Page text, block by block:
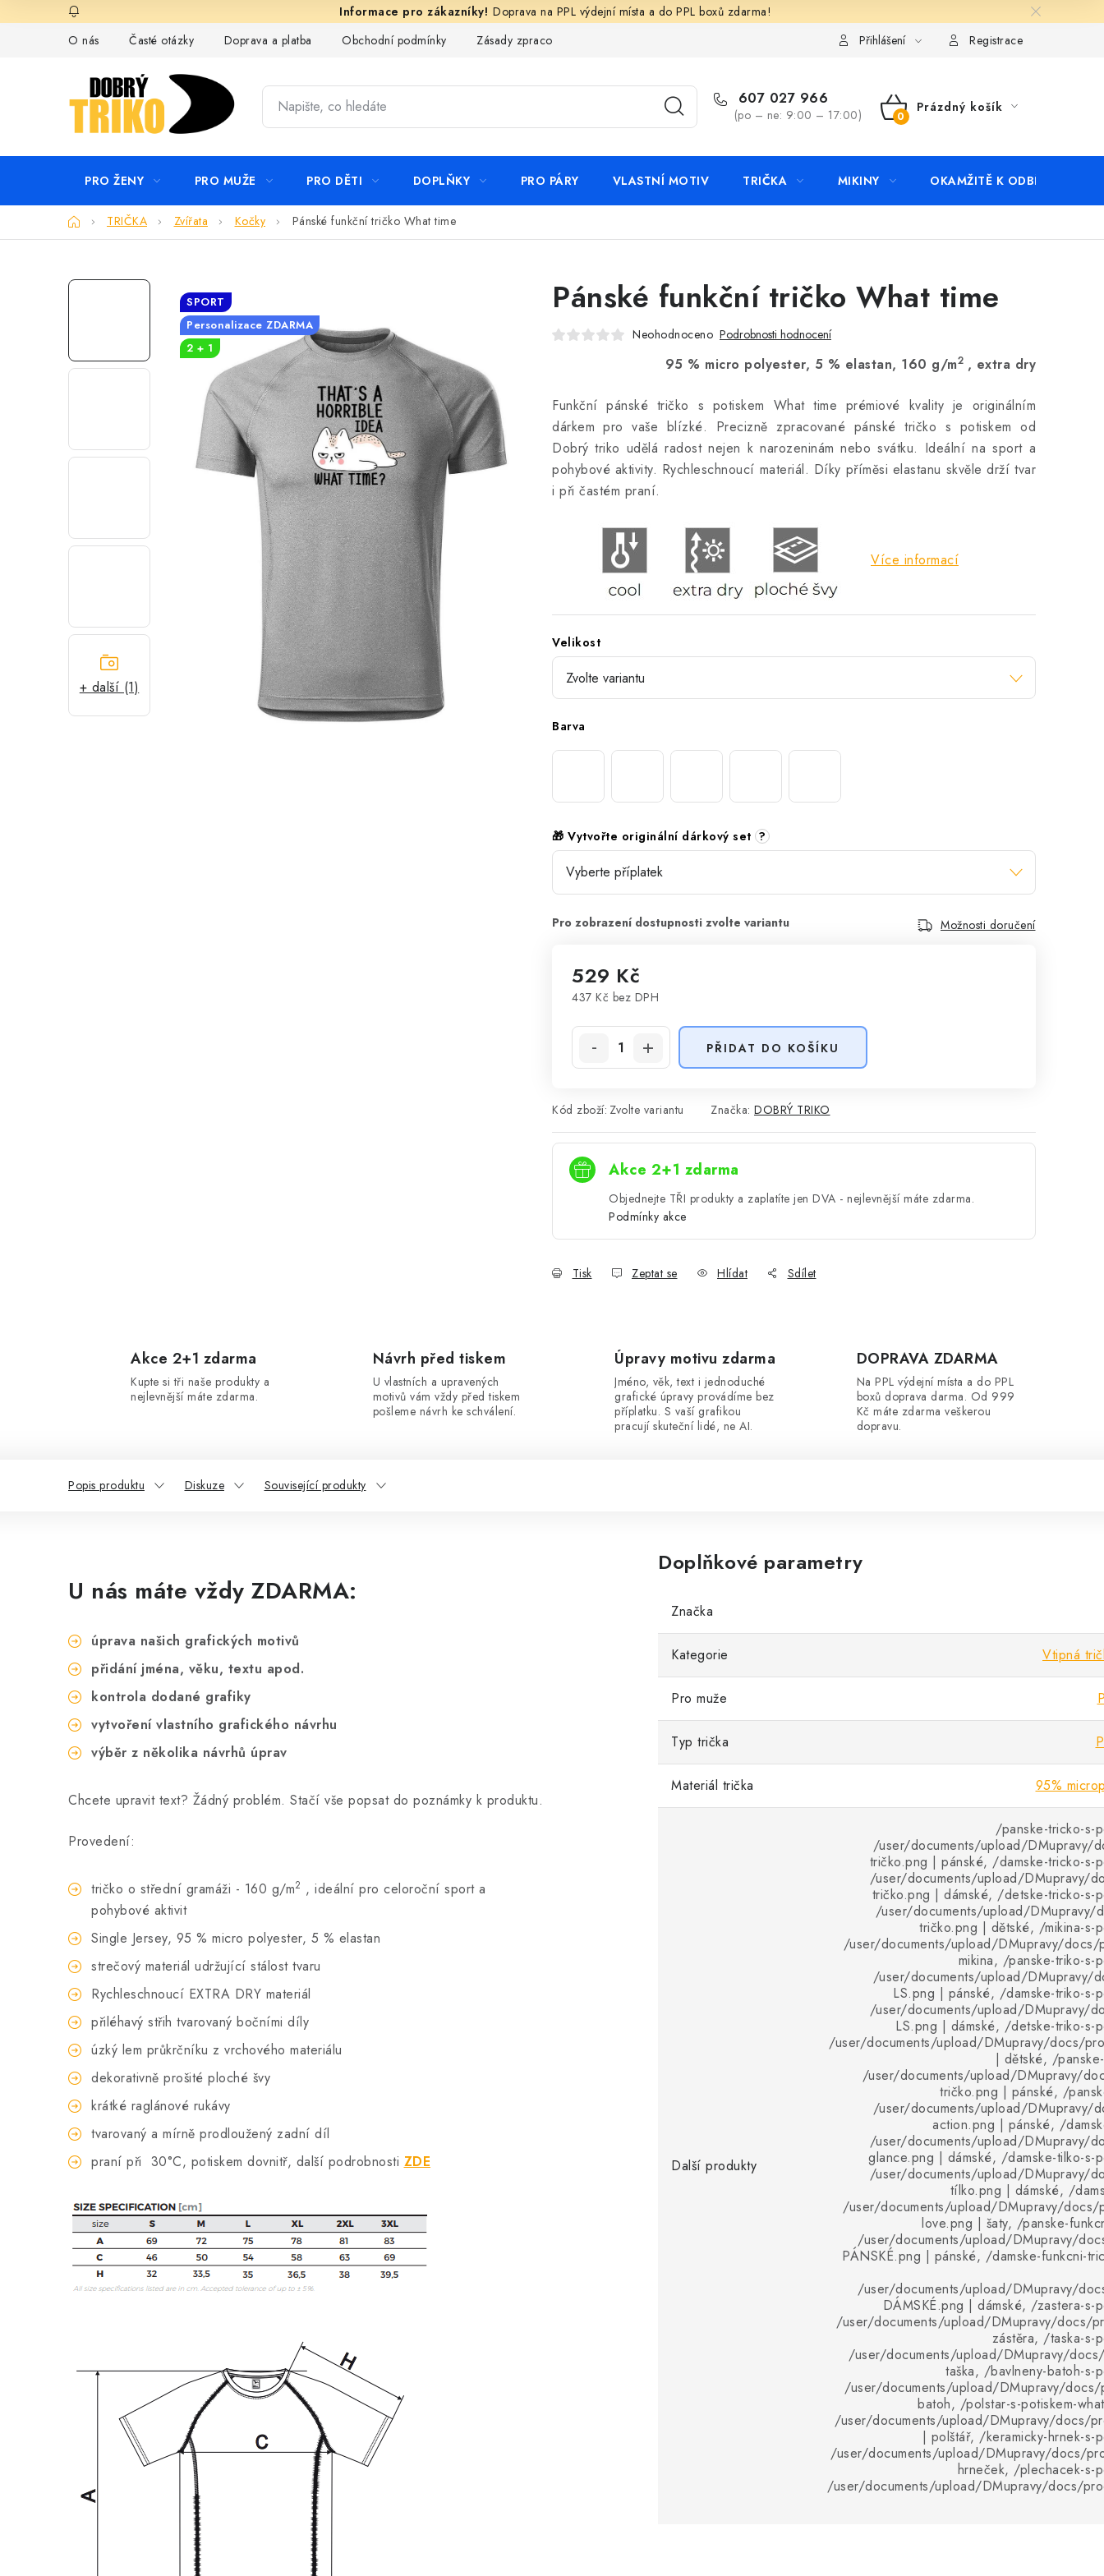
na
Doprava na PPL výdejní místa a do PPL boxů zdarma!
O nás
Časté otázky Doprava a platba Obchodní podmínky Zásady zpracování ochrany osobních údajů KontaktyPřihlášení Registrace
607 027 966
(po – ne: 9:00 – 17:00)
NÁKUPNÍ
Prázdný košík
PRO ŽENY PRO MUŽE PRO DĚTI DOPLŇKY PRO PÁRY VLASTNÍ MOTIV TRIČKA MIKINY OKAMŽITĚ K ODBĚRU
DomůTRIČKA Zvířata Kočky Pánské funkční tričko What time
+ další (1)
Pánské funkční tričko What time
Neohodnoceno Podrobnosti hodnocení
95 % micro polyester, 5 % elastan, 160 g/m2 , extra dry
Funkční pánské tričko s potiskem What time prémiové kvality je originálním
dárkem pro vaše blízké. Precizně zpracované pánské tričko s potiskem od
Dobrý triko udělá radost nejen k narozeninám nebo svátku. Ideální na sport a
pohybové aktivity. Rychleschnoucí materiál. Díky příměsi elastanu skvěle drží tvar
i při častém praní.
Více informací
Velikost
Barva
🎁 Vytvořte originální dárkový set ?
Možnosti doručení
529 Kč
437 Kč bez DPH
PŘIDAT DO KOŠÍKU
Kód zboží: Zvolte variantu Značka: DOBRÝ TRIKO
Akce 2+1 zdarma
Objednejte TŘI produkty a zaplatíte jen DVA - nejlevnější máte zdarma.
Podmínky akce
Tisk Zeptat se Hlídat Sdílet
SPORT
Personalizace ZDARMA
2 + 1
Akce 2+1 zdarma
Kupte si tři naše produkty a
nejlevnější máte zdarma.
Návrh před tiskem
U vlastních a upravených
motivů vám vždy před tiskem
pošleme návrh ke schválení.
Úpravy motivu zdarma
Jméno, věk, text i jednoduché
grafické úpravy provádíme bez
příplatku. S vaší grafikou
pracují skuteční lidé, ne AI.
DOPRAVA ZDARMA
Na PPL výdejní místa a do PPL
boxů doprava darma. Od 999
Kč máte zdarma veškerou
dopravu.
Popis produktu Diskuze Související produkty
U nás máte vždy ZDARMA:
úprava našich grafických motivů
přidání jména, věku, textu apod.
kontrola dodané grafiky
vytvoření vlastního grafického návrhu
výběr z několika návrhů úprav
Chcete upravit text? Žádný problém. Stačí vše popsat do poznámky k produktu.
Provedení:
tričko o střední gramáži - 160 g/m2 , ideální pro celoroční sport a
pohybové aktivit
Single Jersey, 95 % micro polyester, 5 % elastan
strečový materiál udržující stálost tvaru
Rychleschnoucí EXTRA DRY materiál
přiléhavý střih tvarovaný bočními díly
úzký lem průkrčníku z vrchového materiálu
dekorativně prošité ploché švy
krátké raglánové rukávy
tvarovaný a mírně prodloužený zadní díl
praní při 30°C, potiskem dovnitř, další podrobnosti ZDE
Doplňkové parametry
Značka
Kategorie Vtipná
Pro muže
Typ trička
Materiál trička 95%
Další produkty
/panske-tricko-s-
/user/documents/upload/DMupravy/
tričko.png | pánské, /damske-tricko-s-
/user/documents/upload/DMupravy/
tričko.png | dámské, /detske-tricko-s-
/user/documents/upload/DMupravy/
tričko.png | dětské, /mikina-s-
/user/documents/upload/DMupravy/docs/
mikina, /panske-triko-s-
/user/documents/upload/DMupravy/
LS.png | pánské, /damske-triko-s-
/user/documents/upload/DMupravy/
LS.png | dámské, /detske-triko-s-
/user/documents/upload/DMupravy/docs/
| dětské, /
/user/documents/upload/DMupravy/
tričko.png | pánské, /
/user/documents/upload/DMupravy/
action.png | pánské, /
/user/documents/upload/DMupravy/
glance.png | dámské, /damske-tilko-s-
/user/documents/upload/DMupravy/
tílko.png | dámské, /
/user/documents/upload/DMupravy/docs/
love.png | šaty, /panske-
/user/documents/upload/DMupravy/
PÁNSKÉ.png | pánské, /damske-funkcni-
/user/documents/upload/DMupravy/
DÁMSKÉ.png | dámské, /zastera-s-
/user/documents/upload/DMupravy/docs/
zástěra, /taska-s-
/user/documents/upload/DMupravy/
taška, /bavlneny-batoh-s-
/user/documents/upload/DMupravy/
batoh, /polstar-s-potiskem-
/user/documents/upload/DMupravy/docs/
| polštář, /keramicky-hrnek-s-
/user/documents/upload/DMupravy/docs/
hrneček, /plechacek-s-
/user/documents/upload/DMupravy/docs/